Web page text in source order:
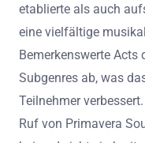
etablierte als auch
eine vielfältige
Bemerkenswerte Acts
Subgenres ab, was
Teilnehmer
Ruf von Primavera